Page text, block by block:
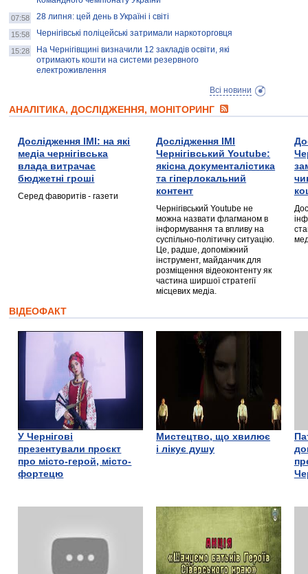
07:58 28 липня: цей день в Україні і світі
15:58 Чернігівські поліцейські затримали наркоторговця
15:28
На Чернігівщині визначили 12 закладів освіти, які
отримають кошти на системи резервного
електроживлення
Всі новини
АНАЛІТИКА, ДОСЛІДЖЕННЯ, МОНІТОРИНГ
Дослідження ІМІ: на які
медіа чернігівська
влада витрачає
бюджетні гроші
Серед фаворитів - газети
Дослідження ІМІ
Чернігівський Youtube:
якісна документалістика
та гіперлокальний
контент
Чернігівський Youtube не
можна назвати флагманом в
інформування та впливу на
суспільно-політичну ситуацію.
Це, радше, допоміжний
інструмент, майданчик для
розміщення відеоконтенту як
частина ширшої стратегії
місцевих медіа.
ВІДЕОФАКТ
У Чернігові
презентували проєкт
про місто-герой, місто-
фортецю
Мистецтво, що хвилює
і лікує душу